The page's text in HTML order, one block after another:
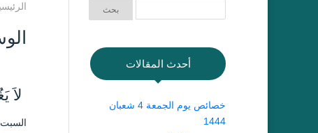
لاَ
السبت ٦ ربيع الثاني ۱٤٤۲ هـ الموافق ۲۱ نوفمبر ۲۰۲۰ مـ |
أحدث المقالات
خصائص يوم الجمعة 4 شعبان
1444